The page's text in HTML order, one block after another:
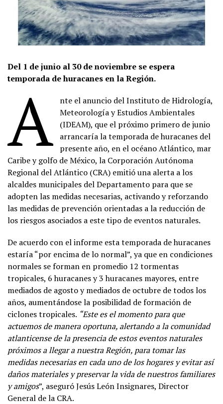
Del 1 de junio al 30 de noviembre se espera
temporada de huracanes en la Región.
A
nte el anuncio del Instituto de Hidrología,
Meteorología y Estudios Ambientales
(IDEAM), que el próximo primero de junio
arrancaría la temporada de huracanes del
presente año, en el océano Atlántico, mar
Caribe y golfo de México, la Corporación Autónoma
Regional del Atlántico (CRA) emitió una alerta a los
alcaldes municipales del Departamento para que se
adopten las medidas necesarias, activando y reforzando
las medidas de prevención orientadas a la reducción de
los riesgos asociados a este tipo de eventos naturales.
De acuerdo con el informe esta temporada de huracanes
estaría “por encima de lo normal”, ya que en condiciones
normales se forman en promedio 12 tormentas
tropicales, 6 huracanes y 3 huracanes mayores, entre
mediados de agosto y mediados de octubre de todos los
años, aumentándose la posibilidad de formación de
ciclones tropicales. “Este es el momento para que
actuemos de manera oportuna, alertando a la comunidad
atlanticense de la presencia de estos eventos naturales
próximos a llegar a nuestra Región, para tomar las
medidas necesarias en cada uno de los hogares y evitar así
daños materiales y preservar la vida de nuestros familiares
y amigos”, aseguró Jesús León Insignares, Director
General de la CRA.